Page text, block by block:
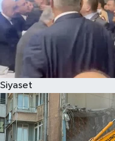
Siyaset
Magazin